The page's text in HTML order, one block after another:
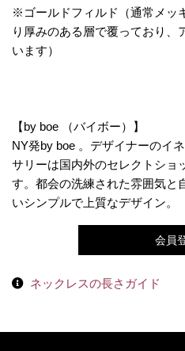
※ ゴールドフィルド
（通常メ
り厚みのある層で覆っており、
います）
【by boe （バイボー）】
NY発by boe 。デザイナーのイ
サリーは国内外のセレクトショ
す。都会の洗練された雰囲気と
いシンプルで上質なデザイン。
会員
ネックレスの長さガイド